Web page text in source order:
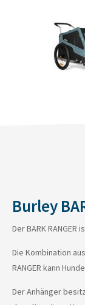
Burley
Der BARK
Die Kombination
RANGER kann
Der Anhänger